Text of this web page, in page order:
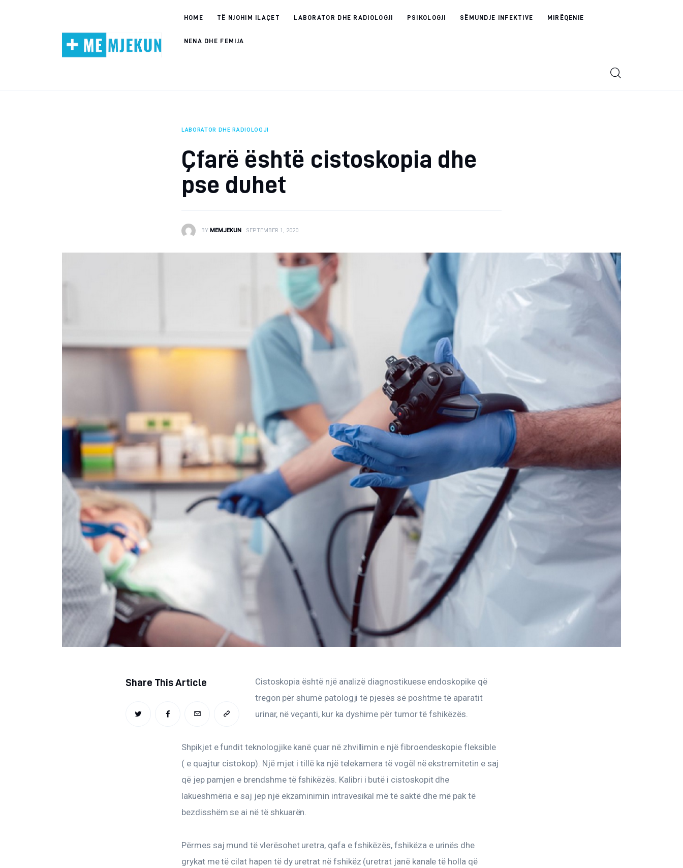
HOME TË NJOHIM ILAÇET LABORATOR DHE RADIOLOGJI PSIKOLOGJI SËMUNDJE INFEKTIVE MIRËQENIE
NENA DHE FEMIJA
Sëmundje infektive
Semundjet e zemres
Të njohim ilaçet/suplementet
LABORATOR DHE RADIOLOGJI
Çfarë është cistoskopia dhe
pse duhet
BY MEMJEKUN SEPTEMBER 1, 2020
Share This Article
TWITTERFACEBOOKEMAIL COPY
TO
Cistoskopia është një analizë diagnostikuese endoskopike që
tregon për shumë patologji të pjesës së poshtme të aparatit
urinar, në veçanti, kur ka dyshime për tumor të fshikëzës.
Shpikjet e fundit teknologjike kanë çuar në zhvillimin e një fibroendeskopie fleksible
( e quajtur cistokop). Një mjet i tillë ka një telekamera të vogël në ekstremitetin e saj
që jep pamjen e brendshme të fshikëzës. Kalibri i butë i cistoskopit dhe
lakueshmëria e saj jep një ekzaminimin intravesikal më të saktë dhe më pak të
bezdisshëm se ai në të shkuarën.
Përmes saj mund të vlerësohet uretra, qafa e fshikëzës, fshikëza e urinës dhe
grykat me të cilat hapen të dy uretrat në fshikëz (uretrat janë kanale të holla që